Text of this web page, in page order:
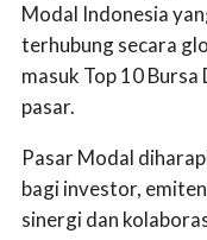
Modal Indonesia
terhubung secara
masuk Top 10
pasar.
Pasar Modal
bagi investor,
sinergi dan